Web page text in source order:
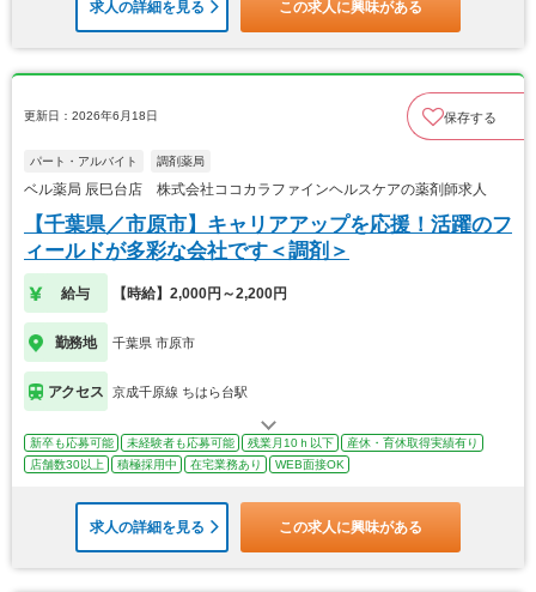
求人の詳細を見る この求人に興味がある
更新日：2026年6月18日 保存する
パート・アルバイト 調剤薬局
ベル薬局 辰巳台店 株式会社ココカラファインヘルスケアの薬剤師求人
【千葉県／市原市】キャリアアップを応援！活躍のフ
ィールドが多彩な会社です＜調剤＞
給与 【時給】2,000円～2,200円
勤務地 千葉県 市原市
アクセス 京成千原線 ちはら台駅
新卒も応募可能 未経験者も応募可能 残業月10ｈ以下
産休・育休取得実績有り
店舗数30以上
積極採用中 在宅業務あり WEB面接OK
求人の詳細を見る この求人に興味がある